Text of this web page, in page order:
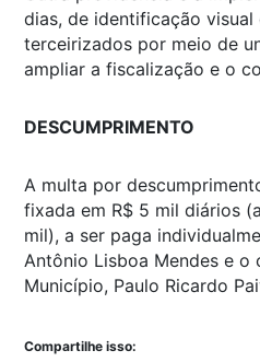
dias, de identificação
terceirizados por meio de
ampliar a fiscalização e o
DESCUMPRIMENTO
A multa por
fixada em R$ 5 mil diários
mil), a ser paga
Antônio Lisboa Mendes e
Município, Paulo Ricardo
Compartilhe isso: